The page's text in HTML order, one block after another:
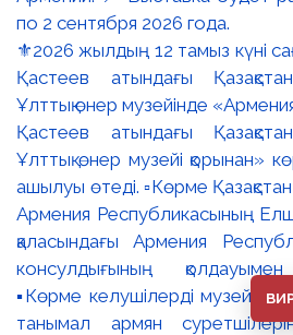
⚜️2026 жылдың 12 тамыз күні
Қастеев атындағы
Ұлттық өнер музейінде
Қастеев атындағы
Ұлттық өнер музейі қорынан»
ашылуы өтеді. ▫️Көрме
Армения Республикасының
қаласындағы Армения
консулдығының
▪️Көрме келушілерді музей
танымал армян